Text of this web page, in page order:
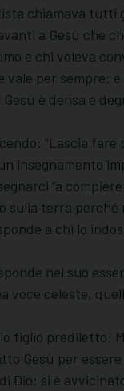
chiamava tutti
a Gesù che
e chi voleva
vale per sempre:
è densa e
“Lascia
insegnamento
“a
sulla terra
a chi lo
nel suo
voce celeste,
figlio prediletto!
Gesù per
Dio: si è